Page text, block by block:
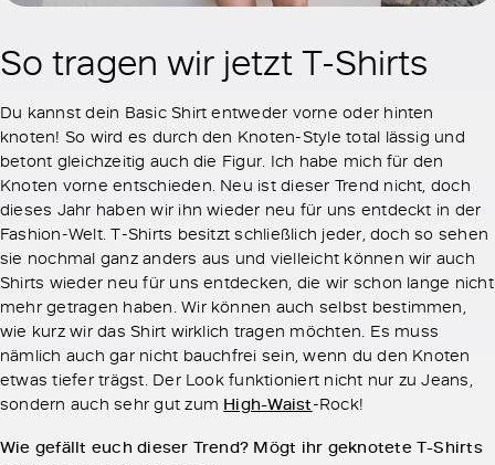
So tragen wir jetzt T-Shirts
Du kannst dein Basic Shirt entweder vorne oder hinten
knoten! So wird es durch den Knoten-Style total lässig und
betont gleichzeitig auch die Figur. Ich habe mich für den
Knoten vorne entschieden. Neu ist dieser Trend nicht, doch
dieses Jahr haben wir ihn wieder neu für uns entdeckt in der
Fashion-Welt. T-Shirts besitzt schließlich jeder, doch so sehen
sie nochmal ganz anders aus und vielleicht können wir auch
Shirts wieder neu für uns entdecken, die wir schon lange nicht
mehr getragen haben. Wir können auch selbst bestimmen,
wie kurz wir das Shirt wirklich tragen möchten. Es muss
nämlich auch gar nicht bauchfrei sein, wenn du den Knoten
etwas tiefer trägst. Der Look funktioniert nicht nur zu Jeans,
sondern auch sehr gut zum High-Waist-Rock!
Wie gefällt euch dieser Trend? Mögt ihr geknotete T-Shirts